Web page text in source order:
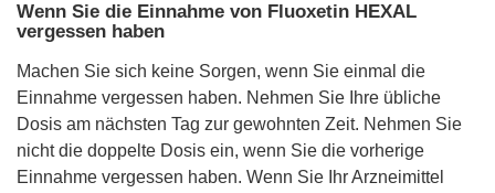
Wenn Sie die Einnahme von Fluoxetin HEXAL
vergessen haben
Machen Sie sich keine Sorgen, wenn Sie einmal die
Einnahme vergessen haben. Nehmen Sie Ihre übliche
Dosis am nächsten Tag zur gewohnten Zeit. Nehmen Sie
nicht die doppelte Dosis ein, wenn Sie die vorherige
Einnahme vergessen haben. Wenn Sie Ihr Arzneimittel